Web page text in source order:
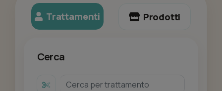
Trattamenti Prodotti
Cerca